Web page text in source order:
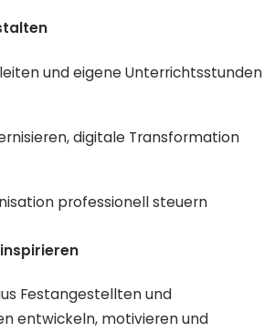
und eigene Unterrichtsstunden
digitale Transformation
professionell steuern
Festangestellten und
entwickeln, motivieren und